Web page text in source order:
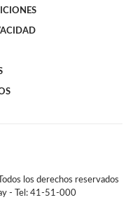
los derechos reservados
- Tel: 41-51-000